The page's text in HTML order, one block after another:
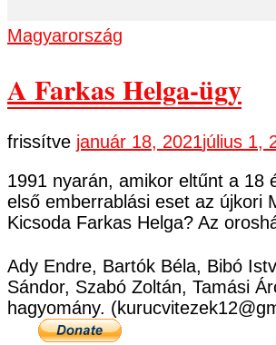
Magyarország
A Farkas Helga-ügy
frissítve január 18, 2021július 1,
1991 nyarán, amikor eltűnt a 18
első emberrablási eset az újkori
Kicsoda Farkas Helga? Az
Ady Endre, Bartók Béla, Bibó
Sándor, Szabó Zoltán, Tamási
hagyomány.